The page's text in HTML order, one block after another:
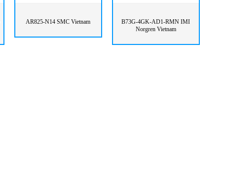
AR825-N14 SMC Vietnam
B73G-4GK-AD1-RMN IMI
Norgren Vietnam